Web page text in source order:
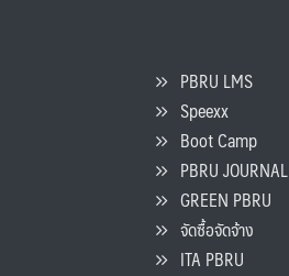
PBRU LMS
Speexx
Boot Camp
PBRU JOURNAL
GREEN PBRU
จัดซื้อจัดจ้าง
ITA PBRU